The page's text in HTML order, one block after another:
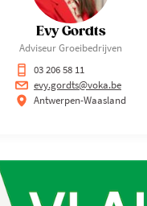
Evy Gordts
Adviseur Groeibedrijven
03 206 58 11
evy.gordts@voka.be
Antwerpen-Waasland